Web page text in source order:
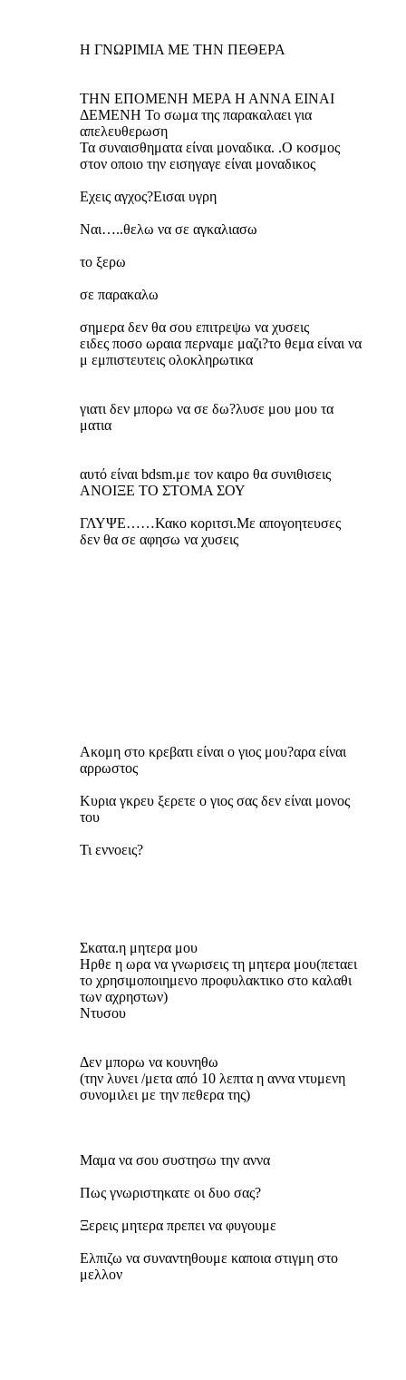
Η ΓΝΩΡΙΜΙΑ ΜΕ ΤΗΝ ΠΕΘΕΡΑ
THN ΕΠΟΜΕΝΗ ΜΕΡΑ Η ΑΝΝΑ ΕΙΝΑΙ
ΔΕΜΕΝΗ Το σωμα της παρακαλαει για
απελευθερωση
Τα συναισθηματα είναι μοναδικα. .Ο κοσμος
στον οποιο την εισηγαγε είναι μοναδικος
Εχεις αγχος?Εισαι υγρη
Ναι…..θελω να σε αγκαλιασω
το ξερω
σε παρακαλω
σημερα δεν θα σου επιτρεψω να χυσεις
ειδες ποσο ωραια περναμε μαζι?το θεμα είναι να
μ εμπιστευτεις ολοκληρωτικα
γιατι δεν μπορω να σε δω?λυσε μου μου τα
ματια
αυτό είναι bdsm.με τον καιρο θα συνιθισεις
ΑΝΟΙΞΕ ΤΟ ΣΤΟΜΑ ΣΟΥ
ΓΛΥΨΕ……Κακο κοριτσι.Με απογοητευσες
δεν θα σε αφησω να χυσεις
Ακομη στο κρεβατι είναι ο γιος μου?αρα είναι
αρρωστος
Κυρια γκρευ ξερετε ο γιος σας δεν είναι μονος
του
Τι εννοεις?
Σκατα.η μητερα μου
Ηρθε η ωρα να γνωρισεις τη μητερα μου(πεταει
το χρησιμοποιημενο προφυλακτικο στο καλαθι
των αχρηστων)
Ντυσου
Δεν μπορω να κουνηθω
(την λυνει /μετα από 10 λεπτα η αννα ντυμενη
συνομιλει με την πεθερα της)
Μαμα να σου συστησω την αννα
Πως γνωριστηκατε οι δυο σας?
Ξερεις μητερα πρεπει να φυγουμε
Ελπιζω να συναντηθουμε καποια στιγμη στο
μελλον